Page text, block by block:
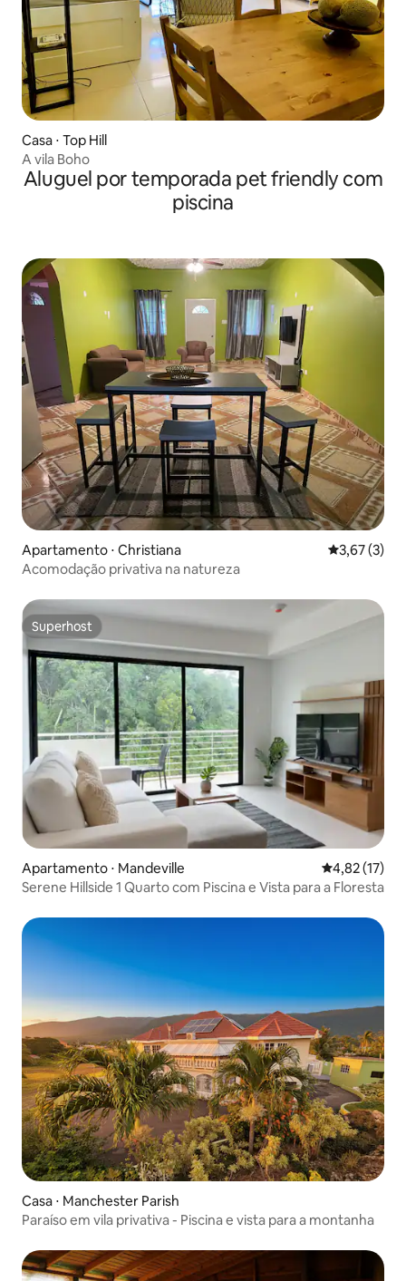
Casa ⋅ Top Hill
A vila Boho
Aluguel por temporada pet friendly com
piscina
Apartamento ⋅ Christiana 3,67 de
3,67 (3)
Acomodação privativa na natureza
Superhost
Superhost
Apartamento ⋅ Mandeville 4,82 de uma
4,82 (17)
Serene Hillside 1 Quarto com Piscina e Vista para a Floresta
Casa ⋅ Manchester Parish
Paraíso em vila privativa - Piscina e vista para a montanha